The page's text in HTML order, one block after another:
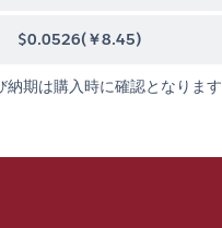
$0.0526(￥8.45)
納期は購入時に確認となります